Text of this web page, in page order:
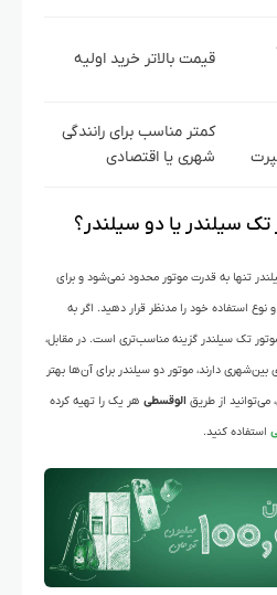
قیمت بالاتر خرید اولیه
کمتر مناسب برای رانندگی
شهری یا اقتصادی
سیلندر یا دو سیلندر؟
تنها به قدرت موتور محدود نمی‌شود و برای
استفاده خود را مدنظر قرار دهید. اگر به
موتور تک سیلندر گزینه مناسب‌تری است. در مقابل،
دارند، موتور دو سیلندر برای آن‌ها بهتر
از طریق الوقسطی هر یک را تهیه کرده
استفاده کنید.